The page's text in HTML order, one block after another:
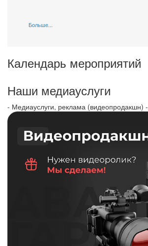
Больше...
Календарь мероприятий
Наши медиауслуги
- Медиауслуги, реклама (видеопродакшн) -